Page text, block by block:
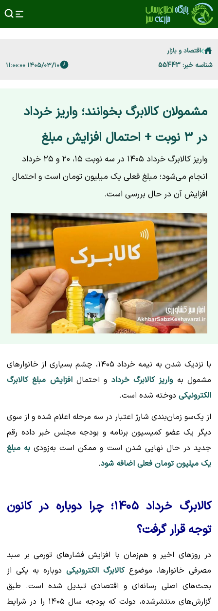
اقتصاد و بازار
شناسه خبر: 55443 ۱۴۰۵/۰۳/۱۰ ۱۱:۰۰:۰۰
مشمولان کالابرگ بخوانند؛ واریز خرداد
در ۳ نوبت + احتمال افزایش مبلغ
واریز کالابرگ خرداد ۱۴۰۵ در سه نوبت ۱۵، ۲۰ و ۲۵ خرداد
انجام می‌شود؛ مبلغ فعلی یک میلیون تومان است و احتمال
افزایش آن در حال بررسی است.
با نزدیک شدن به نیمه خرداد ۱۴۰۵، چشم بسیاری از خانوارهای
مشمول بهواریز کالابرگ خرداد و احتمالافزایش مبلغ کالابرگ
الکترونیکی دوخته شده است.
از یک‌سو زمان‌بندی شارژ اعتبار در سه مرحله اعلام شده و از سوی
دیگر یک عضو کمیسیون برنامه و بودجه مجلس خبر داده رقم
جدید در حال نهایی شدن است و ممکن است به‌زودی به مبلغ
یک میلیون تومان فعلی اضافه شود.
کالابرگ خرداد ۱۴۰۵؛ چرا دوباره در کانون
توجه قرار گرفت؟
در روزهای اخیر و هم‌زمان با افزایش فشارهای تورمی بر سبد
مصرفی خانوارها، موضوعکالابرگ الکترونیکی دوباره به یکی از
بحث‌های اصلی رسانه‌ای و اقتصادی تبدیل شده است. طبق
گزارش‌های منتشرشده، دولت که بودجه سال ۱۴۰۵ را در شرایط